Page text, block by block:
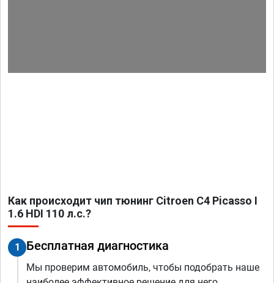
Как происходит чип тюнинг Citroen C4 Picasso I
1.6 HDI 110 л.с.?
1 Бесплатная диагностика
Мы проверим автомобиль, чтобы подобрать наше